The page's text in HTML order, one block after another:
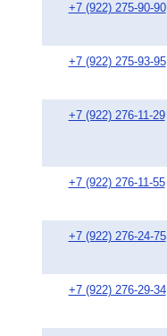
+7 (922) 275-90-90
+7 (922) 275-93-95
+7 (922) 276-11-29
+7 (922) 276-11-55
+7 (922) 276-24-75
+7 (922) 276-29-34